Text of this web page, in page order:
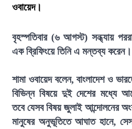
ওবায়েদ।
বৃহস্পতিবার (৬ আগস্ট) সন্ধ্যায়
এক ব্রিফিংয়ে তিনি এ মন্তব্য করেন।
শামা ওবায়েদ বলেন, বাংলাদেশ ও
বিভিন্ন বিষয়ে দুই দেশের মধ্যে
তবে যেসব বিষয় জুলাই আন্দোলনের
মানুষের অনুভূতিতে আঘাত হানে,